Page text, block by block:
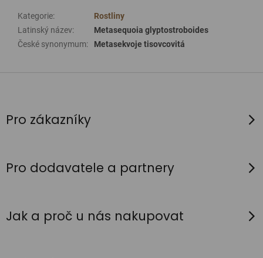
Kategorie:
Rostliny
Latinský název:
Metasequoia glyptostroboides
České synonymum: Metasekvoje tisovcovitá
pPro zákazníky
Pro dodavatele a partnery
Jak a proč u nás nakupovat